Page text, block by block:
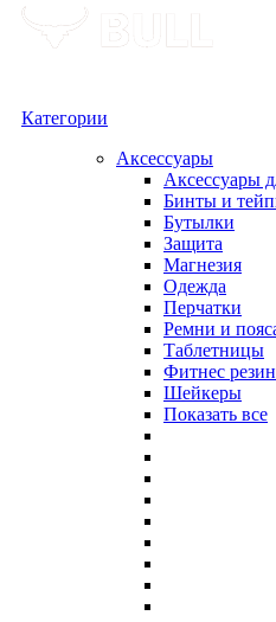
Категории
Аксессуары
Аксессуары
Бинты и
Бутылки
Защита
Магнезия
Одежда
Перчатки
Ремни и
Таблетницы
Фитнес
Шейкеры
Показать все